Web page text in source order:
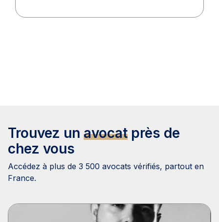
Trouvez un avocat près de
chez vous
Accédez à plus de 3 500 avocats vérifiés, partout en
France.